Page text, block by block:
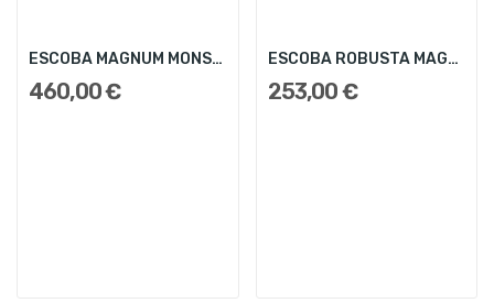
ESCOBA MAGNUM MONSTER
460,00 €
ESCOBA ROBUSTA MAGNUM
253,00 €